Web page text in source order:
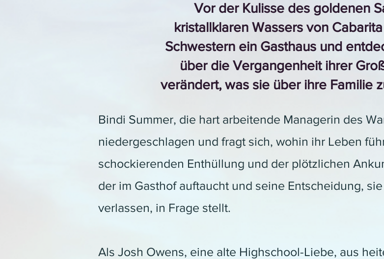
Vor der Kulisse des goldenen
kristallklaren Wassers von
Schwestern ein Gasthaus und
über die Vergangenheit ihrer
verändert, was sie über ihre Familie
Bindi Summer, die hart arbeitende Managerin des
niedergeschlagen und fragt sich, wohin ihr Leben
schockierenden Enthüllung und der plötzlichen
der im Gasthof auftaucht und seine Entscheidung,
verlassen, in Frage stellt.
Als Josh Owens, eine alte Highschool-Liebe, aus